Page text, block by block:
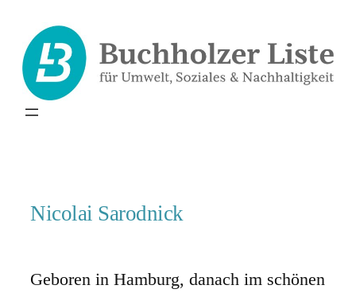
Inhalt
springen
Nicolai Sarodnick
Geboren in Hamburg, danach im schönen